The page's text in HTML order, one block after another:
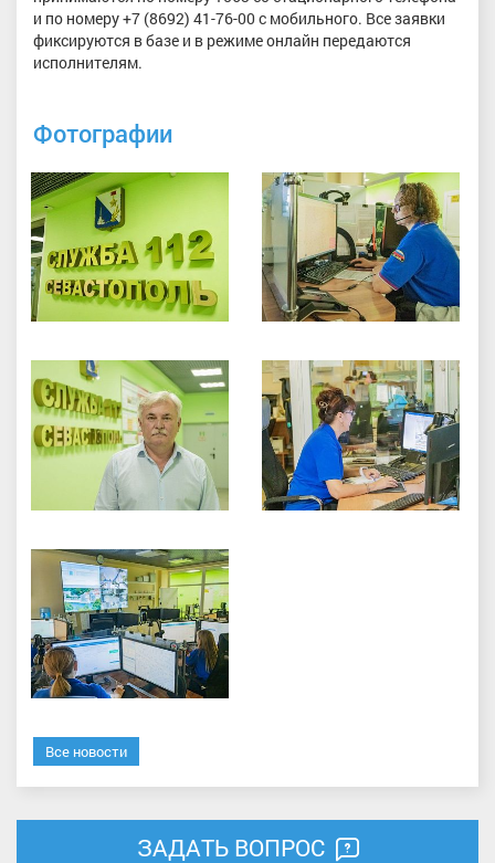
и по номеру +7 (8692) 41-76-00 с мобильного. Все заявки
фиксируются в базе и в режиме онлайн передаются
исполнителям.
Фотографии
Все новости
ЗАДАТЬ ВОПРОС